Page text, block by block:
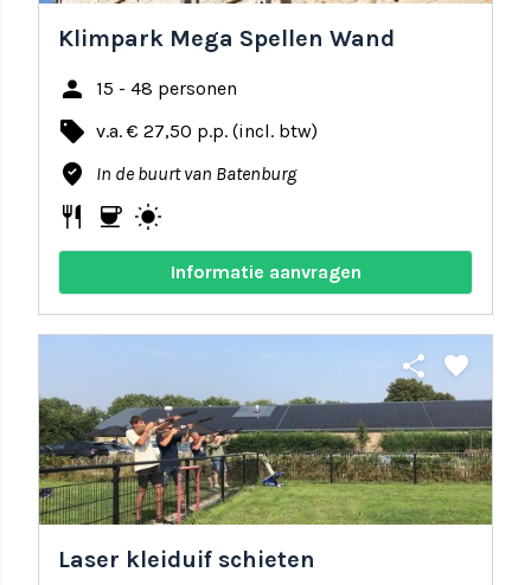
Klimpark Mega Spellen Wand
person 15 - 48 personen
local_offer v.a. € 27,50 p.p. (incl. btw)
where_to_vote In de buurt van Batenburg
restaurant coffee wb_sunny
Informatie aanvragen
share favorite
Laser kleiduif schieten